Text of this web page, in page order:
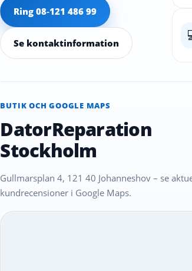
Ring 08‑121 486 99
Se kontaktinformation
BUTIK OCH GOOGLE MAPS
DatorReparation
Stockholm
Gullmarsplan 4, 121 40 Johanneshov – se
kundrecensioner i Google Maps.